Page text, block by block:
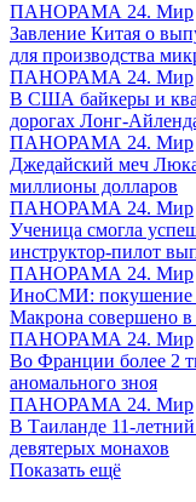
ПАНОРАМА 24. Мир
Завление Китая о
для производства
ПАНОРАМА 24. Мир
В США байкеры и
дорогах Лонг-
ПАНОРАМА 24. Мир
Джедайский меч
миллионы долларов
ПАНОРАМА 24. Мир
Ученица смогла
инструктор-пилот
ПАНОРАМА 24. Мир
ИноСМИ: покушение
Макрона совершено
ПАНОРАМА 24. Мир
Во Франции более 2
аномального зноя
ПАНОРАМА 24. Мир
В Таиланде 11-
девятерых монахов
Показать ещё